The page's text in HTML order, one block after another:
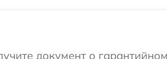
документ о гарантийном